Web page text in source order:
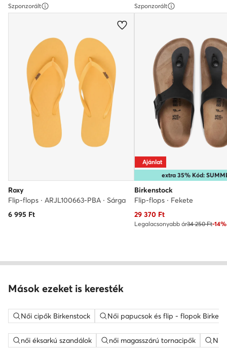
Szponzorált
Roxy
Flip-flops · ARJL100663-PBA · Sárga
6 995 Ft
Szponzorált
extra 35% Kód:
Ajánlat
Birkenstock
Flip-flops · Fekete
Aktuális ár
29 370Ft
Legalacsonyabb ár34 250 Ft-14%
Mások ezeket is keresték
Női cipők Birkenstock Női papucsok és flip - flopok
női éksarkú szandálok női magasszárú tornacipők